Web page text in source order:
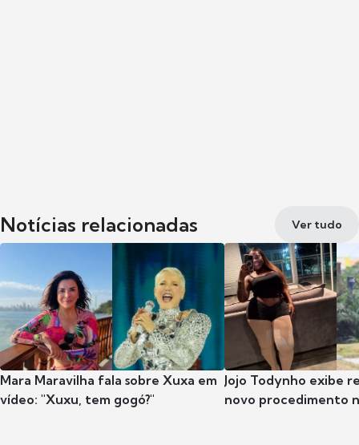
Notícias relacionadas Ver tudo
Mara Maravilha fala sobre Xuxa em
vídeo: "Xuxu, tem gogó?"
Jojo Todynho exibe
novo procedimento